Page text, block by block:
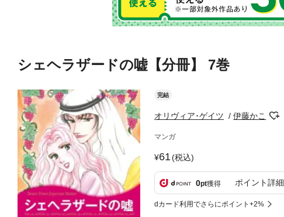
シェヘラザードの嘘【分冊】 7巻
完結
オリヴィア･ゲイツ 伊藤かこ
マンガ
61(税込)
0pt獲得 ポイント詳細
dカード利用でさらにポイント+2%